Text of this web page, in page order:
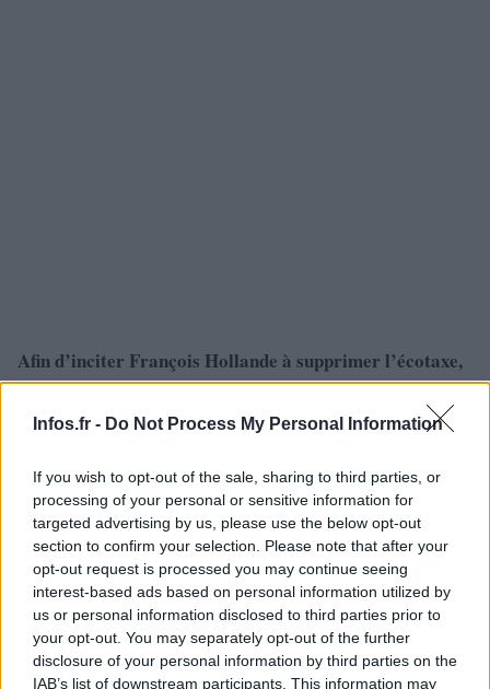
Infos.fr - Do Not Process My Personal Information
If you wish to opt-out of the sale, sharing to third parties, or
processing of your personal or sensitive information for
targeted advertising by us, please use the below opt-out
section to confirm your selection. Please note that after your
opt-out request is processed you may continue seeing
interest-based ads based on personal information utilized by
us or personal information disclosed to third parties prior to
your opt-out. You may separately opt-out of the further
disclosure of your personal information by third parties on the
IAB’s list of downstream participants. This information may
Afin d’inciter François Hollande à supprimer l’écotaxe,
les manifestants bretons ont fixé un ultimatum à la
gauche : si le président ne retirait pas cette taxe ce
les prochains jours.
Le mouvement des bonnets rouges risque de perdurer,
puisque Jean-Marc Ayrault a remis en cause leur
ultimatum. Pour le Premier ministre, interrogé à la sortie
du conseil des ministres, ce «n’est pas la bonne
méthode », ouvrant la porte à une concertation pour